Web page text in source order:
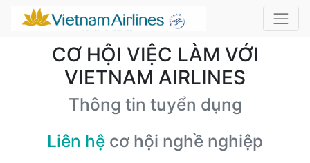
CƠ HỘI VIỆC LÀM VỚI
VIETNAM AIRLINES
Thông tin tuyển dụng
Liên hệ cơ hội nghề nghiệp